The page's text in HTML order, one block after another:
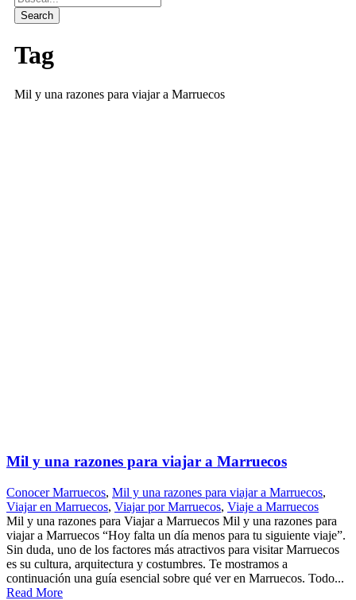
Tag
Mil y una razones para viajar a Marruecos
Mil y una razones para viajar a Marruecos
Conocer Marruecos, Mil y una razones para viajar a Marruecos,
Viajar en Marruecos, Viajar por Marruecos, Viaje a Marruecos
Mil y una razones para Viajar a Marruecos Mil y una razones para
viajar a Marruecos “Hoy falta un día menos para tu siguiente viaje”.
Sin duda, uno de los factores más atractivos para visitar Marruecos
es su cultura, arquitectura y costumbres. Te mostramos a
continuación una guía esencial sobre qué ver en Marruecos. Todo...
Read More